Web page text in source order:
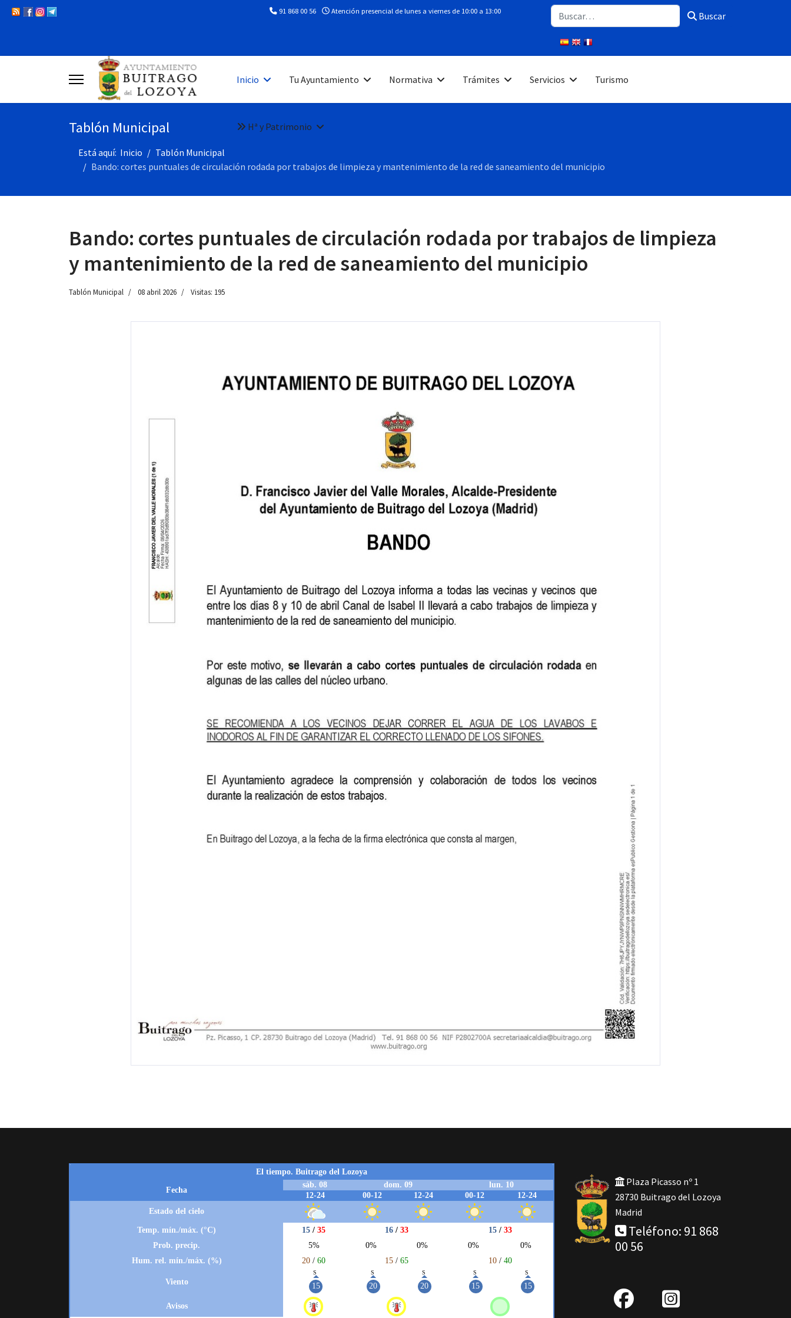
91 868 00 56 Atención presencial de lunes a viernes de 10:00 a 13:00 Buscar Buscar
Inicio Tu Ayuntamiento Normativa Trámites Servicios Turismo
Hª y Patrimonio
Tablón Municipal
Está aquí: Inicio
Tablón Municipal
Bando: cortes puntuales de circulación rodada por trabajos de limpieza y mantenimiento de la red de saneamiento del municipio
Bando: cortes puntuales de circulación rodada por trabajos de limpieza
y mantenimiento de la red de saneamiento del municipio
Tablón Municipal 08 abril 2026 Visitas: 195
Plaza Picasso nº 1
28730 Buitrago del Lozoya
Madrid
Teléfono: 91 868
00 56
fab IG